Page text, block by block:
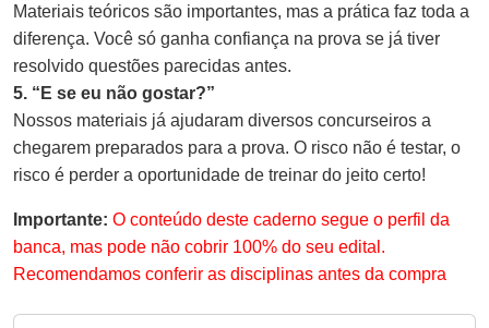
Materiais teóricos são importantes, mas a prática faz toda a
diferença. Você só ganha confiança na prova se já tiver
resolvido questões parecidas antes.
5. “E se eu não gostar?”
Nossos materiais já ajudaram diversos concurseiros a
chegarem preparados para a prova. O risco não é testar, o
risco é perder a oportunidade de treinar do jeito certo!
Importante: O conteúdo deste caderno segue o perfil da
banca, mas pode não cobrir 100% do seu edital.
Recomendamos conferir as disciplinas antes da compra